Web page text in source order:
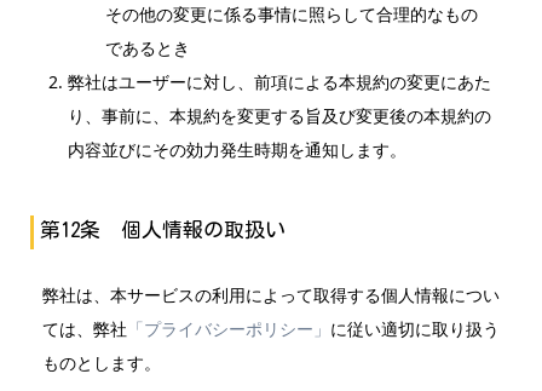
その他の変更に係る事情に照らして合理的なもの
であるとき
弊社はユーザーに対し、前項による本規約の変更にあた
り、事前に、本規約を変更する旨及び変更後の本規約の
内容並びにその効力発生時期を通知します。
第12条 個人情報の取扱い
弊社は、本サービスの利用によって取得する個人情報につい
ては、弊社 「プライバシーポリシー」 に従い適切に取り扱う
ものとします。